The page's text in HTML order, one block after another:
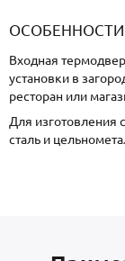
ОСОБЕННОСТИ
Входная
установки в
ресторан или
Для изготовления
сталь и
производства,
необходимую